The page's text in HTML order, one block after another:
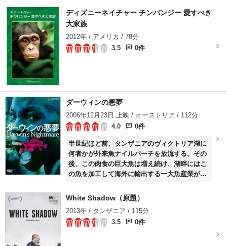
ディズニーネイチャー チンパンジー 愛すべき
大家族
2012年 / アメリカ / 78分
3.5
0件
ダーウィンの悪夢
2006年12月23日 上映 / オーストリア / 112分
4.0
0件
半世紀ほど前、タンザニアのヴィクトリア湖に
何者かが外来魚ナイルパーチを放流する。その
後、この肉食の巨大魚は増え続け、湖畔にはこ
の魚を加工して海外に輸出する一大魚産業が誕
ロットは、一度に55トンもの魚を飛行機で運
び、彼らを相手にエリザたち町の女性は売春で
金を稼ぐ。
White Shadow（原題）
2013年 / タンザニア / 115分
3.5
0件